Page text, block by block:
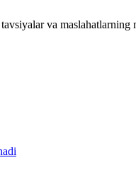
va maslahatlarning